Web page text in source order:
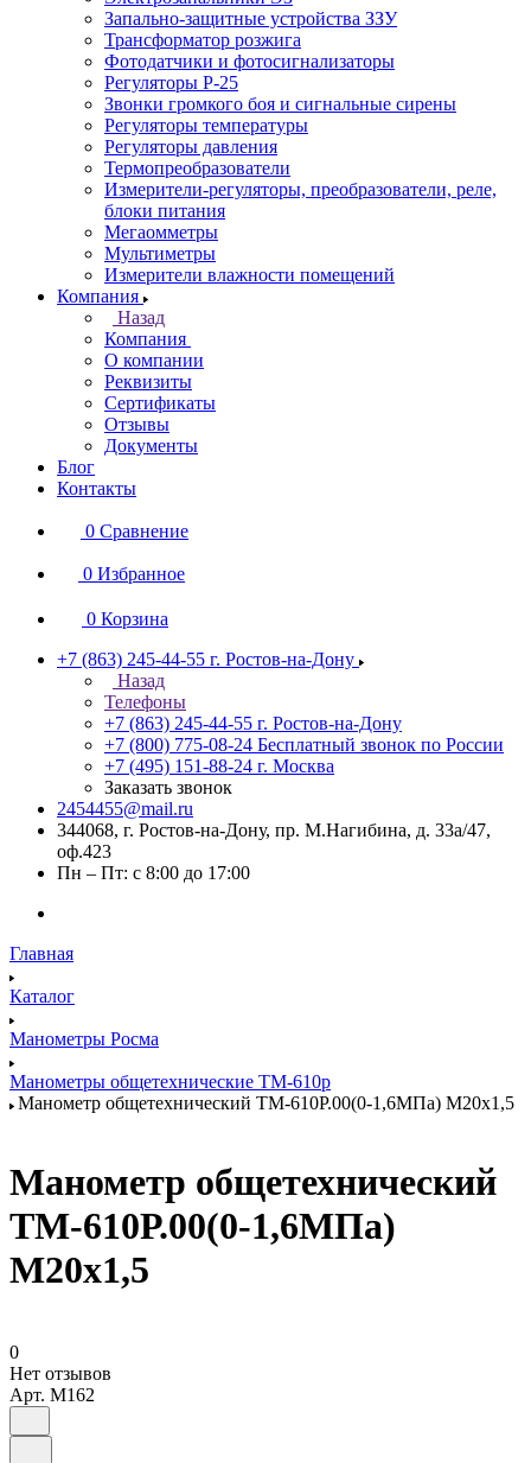
Запально-защитные устройства ЗЗУ
Трансформатор розжига
Фотодатчики и фотосигнализаторы
Регуляторы Р-25
Звонки громкого боя и сигнальные сирены
Регуляторы температуры
Регуляторы давления
Термопреобразователи
Измерители-регуляторы, преобразователи, реле,
блоки питания
Мегаомметры
Мультиметры
Измерители влажности помещений
Компания
Назад
Компания
О компании
Реквизиты
Сертификаты
Отзывы
Документы
Блог
Контакты
0 Сравнение
0 Избранное
0 Корзина
+7 (863) 245-44-55 г. Ростов-на-Дону
Назад
Телефоны
+7 (863) 245-44-55 г. Ростов-на-Дону
+7 (800) 775-08-24 Бесплатный звонок по России
+7 (495) 151-88-24 г. Москва
Заказать звонок
2454455@mail.ru
344068, г. Ростов-на-Дону, пр. М.Нагибина, д. 33а/47,
оф.423
Пн – Пт: с 8:00 до 17:00
Главная
Каталог
Манометры Росма
Манометры общетехнические ТМ-610р
Манометр общетехнический ТМ-610Р.00(0-1,6МПа) М20х1,5
Манометр общетехнический
ТМ-610Р.00(0-1,6МПа)
М20х1,5
0
Нет отзывов
Арт. M162